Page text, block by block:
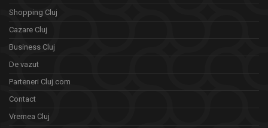
Shopping Cluj
Cazare Cluj
Business Cluj
De vazut
Parteneri Cluj.com
Contact
Vremea Cluj